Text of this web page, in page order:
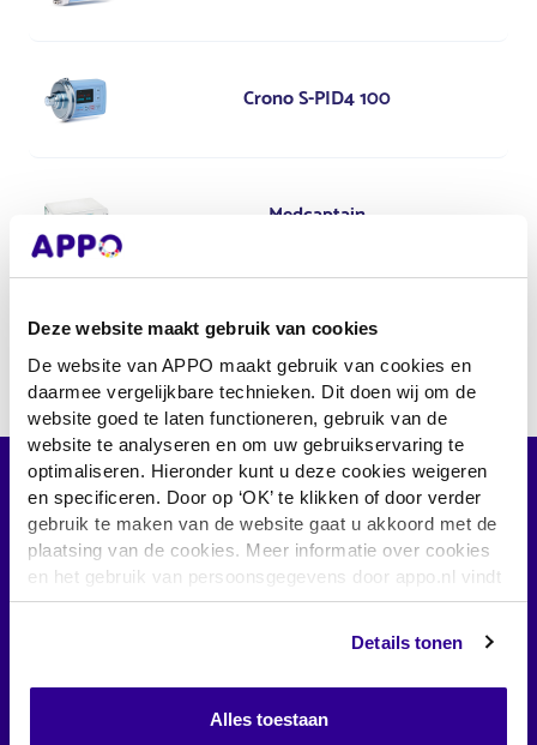
Deze website maakt gebruik van cookies
De website van APPO maakt gebruik van cookies en
daarmee vergelijkbare technieken. Dit doen wij om de
website goed te laten functioneren, gebruik van de
website te analyseren en om uw gebruikservaring te
optimaliseren. Hieronder kunt u deze cookies weigeren
en specificeren. Door op ‘OK’ te klikken of door verder
gebruik te maken van de website gaat u akkoord met de
plaatsing van de cookies. Meer informatie over cookies
en het gebruik van persoonsgegevens door appo.nl vindt
uhier
Details tonen
Alles toestaan
Crono S-PID4 100
Medcaptain
SO-CONNECT+
Het expertisecentrum voor
infuustherapie thuis